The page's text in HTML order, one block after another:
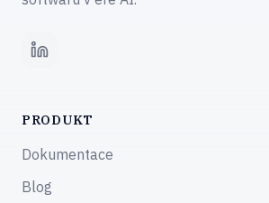
LinkedIn
PRODUKT
Dokumentace
Blog